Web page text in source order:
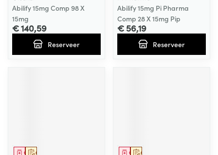
Abilify 15mg Comp 98 X
15mg
€ 140,59
Reserveer
Abilify 15mg Pi Pharma
Comp 28 X 15mg Pip
€ 56,19
Reserveer
Op voorschrift
Geneesmiddel Op voorschrift
Geneesmiddel